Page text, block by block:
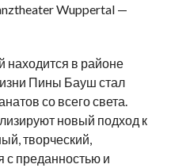
Wuppertal —
находится в районе
Пины Бауш стал
со всего света.
новый подход к
творческий,
преданностью и